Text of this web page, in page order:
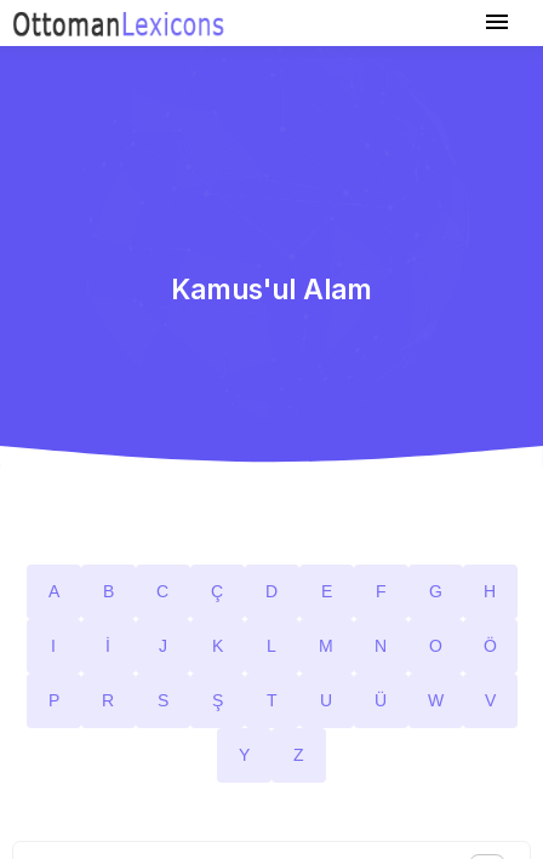
Kamus'ul Alam
A B C Ç D E F G H
I İ J K L M N O Ö
P R S Ş T U Ü W V
Y Z